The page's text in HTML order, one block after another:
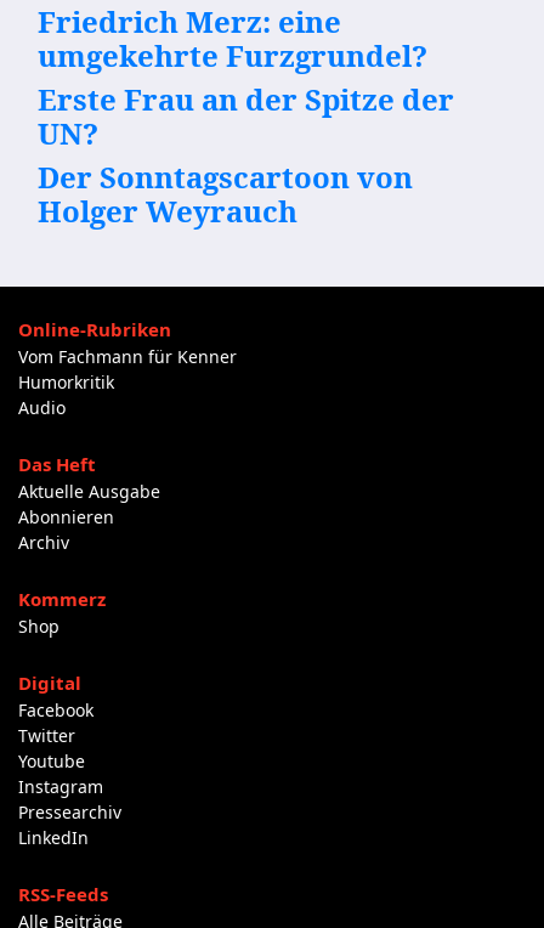
Friedrich Merz: eine
umgekehrte Furzgrundel?
Erste Frau an der Spitze der
UN?
Der Sonntagscartoon von
Holger Weyrauch
Online-Rubriken
Vom Fachmann für Kenner
Humorkritik
Audio
Das Heft
Aktuelle Ausgabe
Abonnieren
Archiv
Kommerz
Shop
Digital
Facebook
Twitter
Youtube
Instagram
Pressearchiv
LinkedIn
RSS-Feeds
Alle Beiträge